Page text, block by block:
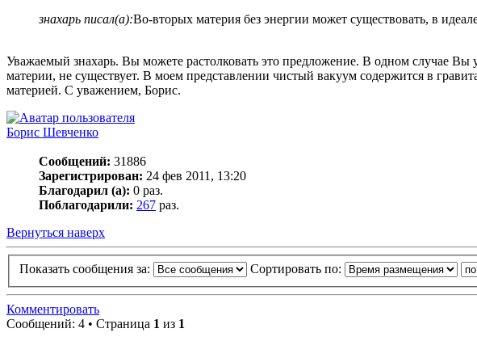
знахарь писал(а):Во-вторых материя без энергии может существовать, в
Уважаемый знахарь. Вы можете растолковать это предложение. В одном случае Вы
материи, не существует. В моем представлении чистый вакуум содержится в
материей. С уважением, Борис.
Борис Шевченко
Сообщений: 31886
Зарегистрирован: 24 фев 2011, 13:20
Благодарил (а): 0 раз.
Поблагодарили: 267 раз.
Вернуться наверх
Показать сообщения за: Сортировать по:
Комментировать
Сообщений: 4 • Страница 1 из 1